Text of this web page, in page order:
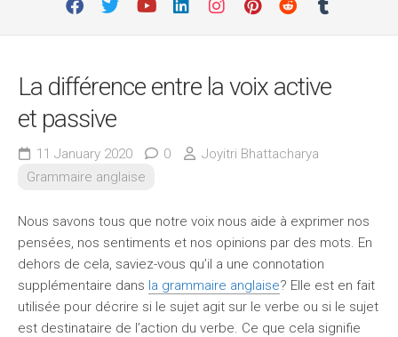
La différence entre la voix active
et passive
11 January 2020 0
Joyitri Bhattacharya
Grammaire anglaise
Nous savons tous que notre voix nous aide à exprimer nos
pensées, nos sentiments et nos opinions par des mots. En
dehors de cela, saviez-vous qu’il a une connotation
supplémentaire dans la grammaire anglaise? Elle est en fait
utilisée pour décrire si le sujet agit sur le verbe ou si le sujet
est destinataire de l’action du verbe. Ce que cela signifie